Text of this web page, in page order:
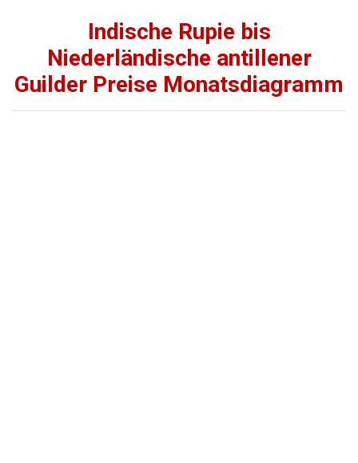
Indische Rupie bis
Niederländische antillener
Guilder Preise Monatsdiagramm